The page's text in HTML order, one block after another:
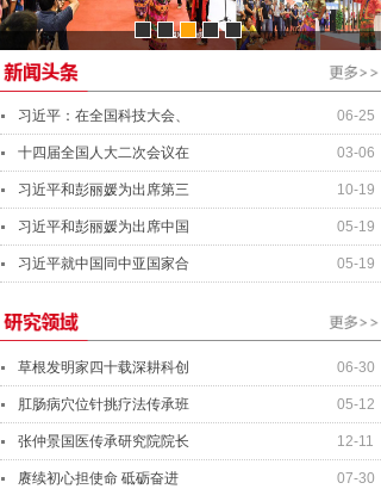
资产管理经理 总会计师
06-25
习近平：在全国科技大会、
03-06
十四届全国人大二次会议在
10-19
习近平和彭丽媛为出席第三
05-19
习近平和彭丽媛为出席中国
05-19
习近平就中国同中亚国家合
06-30
草根发明家四十载深耕科创
05-12
肛肠病穴位针挑疗法传承班
12-11
张仲景国医传承研究院院长
07-30
赓续初心担使命 砥砺奋进